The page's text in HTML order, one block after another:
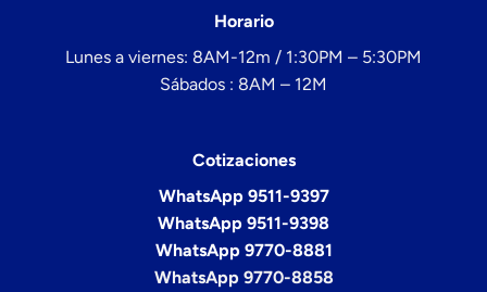
Horario
Lunes a viernes: 8AM-12m / 1:30PM – 5:30PM
Sábados : 8AM – 12M
Cotizaciones
WhatsApp 9511-9397
WhatsApp 9511-9398
WhatsApp 9770-8881
WhatsApp 9770-8858